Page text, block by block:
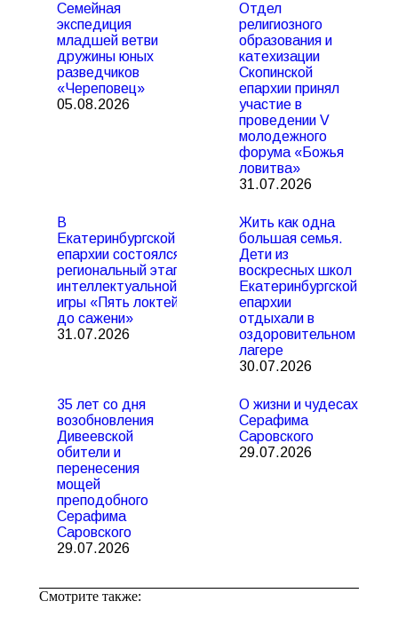
Семейная
экспедиция
младшей ветви
дружины юных
разведчиков
«Череповец»
05.08.2026
Отдел
религиозного
образования и
катехизации
Скопинской
епархии принял
участие в
проведении V
молодежного
форума «Божья
ловитва»
31.07.2026
В
Екатеринбургской
епархии состоялся
региональный этап
интеллектуальной
игры «Пять локтей
до сажени»
31.07.2026
Жить как одна
большая семья.
Дети из
воскресных школ
Екатеринбургской
епархии
отдыхали в
оздоровительном
лагере
30.07.2026
35 лет со дня
возобновления
Дивеевской
обители и
перенесения
мощей
преподобного
Серафима
Саровского
29.07.2026
О жизни и чудесах
Серафима
Саровского
29.07.2026
Смотрите также: